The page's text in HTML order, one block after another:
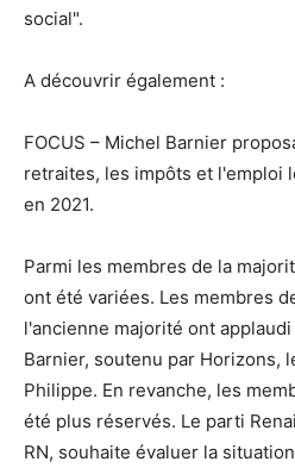
social".
A découvrir également :
FOCUS – Michel Barnier
retraites, les impôts et l'emploi
en 2021.
Parmi les membres de la
ont été variées. Les membres
l'ancienne majorité ont
Barnier, soutenu par Horizons,
Philippe. En revanche, les
été plus réservés. Le parti
RN, souhaite évaluer la